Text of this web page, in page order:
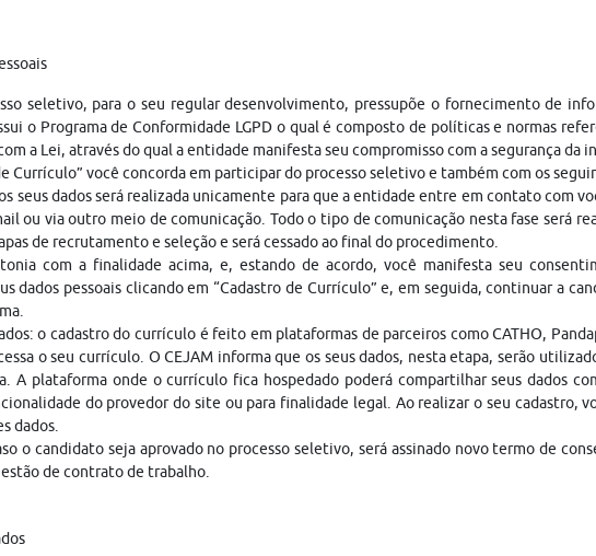
seletivo, para o seu regular desenvolvimento, pressupõe o fornecimento de
o Programa de Conformidade LGPD o qual é composto de políticas e normas
a Lei, através do qual a entidade manifesta seu compromisso com a segurança da
Currículo” você concorda em participar do processo seletivo e também com os
seus dados será realizada unicamente para que a entidade entre em contato com
ou via outro meio de comunicação. Todo o tipo de comunicação nesta fase será
de recrutamento e seleção e será cessado ao final do procedimento.
com a finalidade acima, e, estando de acordo, você manifesta seu
dados pessoais clicando em “Cadastro de Currículo” e, em seguida, continuar a
o cadastro do currículo é feito em plataformas de parceiros como CATHO,
o seu currículo. O CEJAM informa que os seus dados, nesta etapa, serão
A plataforma onde o currículo fica hospedado poderá compartilhar seus dados
do provedor do site ou para finalidade legal. Ao realizar o seu cadastro,
dados.
o candidato seja aprovado no processo seletivo, será assinado novo termo de
de contrato de trabalho.